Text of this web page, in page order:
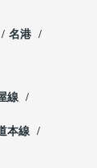
名港
線
本線